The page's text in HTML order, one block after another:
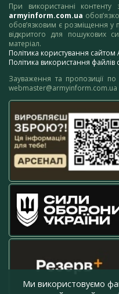
При використанні
armyinform.com.ua
обов’язковим є розміщення у
відкритого для пошукових
матеріал.
Політика користування
Політика використання файлів
Зауваження та пропозиції
webmaster@armyinform.com.ua
Ми використовуємо